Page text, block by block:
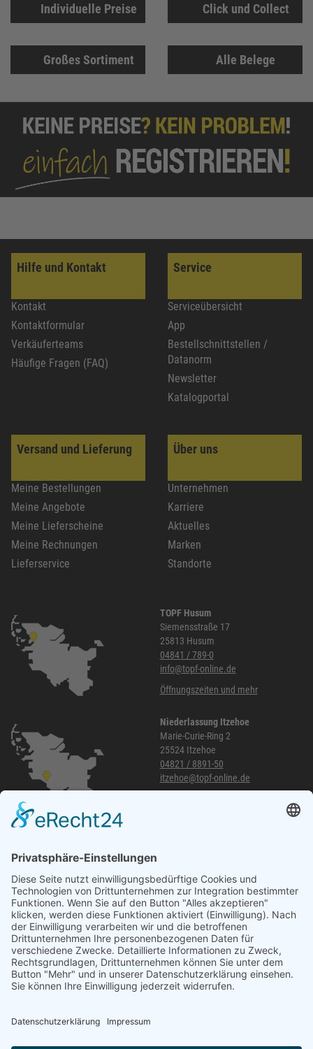
Individuelle Preise Click und Collect
Großes Sortiment Alle Belege
Hilfe und Kontakt
Kontakt
Kontaktformular
Verkäuferteams
Häufige Fragen (FAQ)
Service
Serviceübersicht
App
Bestellschnittstellen /
Datanorm
Newsletter
Katalogportal
Versand und Lieferung
Meine Bestellungen
Meine Angebote
Meine Lieferscheine
Meine Rechnungen
Lieferservice
Über uns
Unternehmen
Karriere
Aktuelles
Marken
Standorte
TOPF Husum
Siemensstraße 17
25813 Husum
04841 / 789-0
info@topf-online.de
Öffnungszeiten und mehr
Niederlassung Itzehoe
Marie-Curie-Ring 2
25524 Itzehoe
04821 / 8891-50
itzehoe@topf-online.de
040 / 21 04 04 04-04
glinde@topf-online.de
Öffnungszeiten und mehr